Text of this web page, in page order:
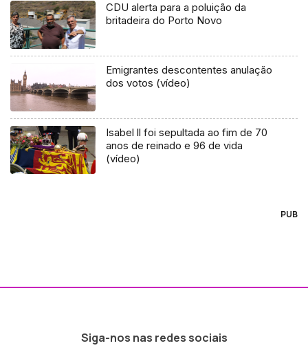
CDU alerta para a poluição da
britadeira do Porto Novo
Emigrantes descontentes anulação
dos votos (vídeo)
Isabel ll foi sepultada ao fim de 70
anos de reinado e 96 de vida
(vídeo)
PUB
Siga-nos nas redes sociais